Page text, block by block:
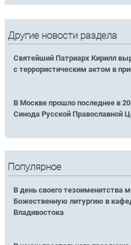
Другие новости раздела
Святейший Патриарх Кирилл
с террористическим актом в
В Москве прошло последнее в
Синода Русской Православной
Популярное
В день своего тезоименитства
Божественную литургию в
Владивостока